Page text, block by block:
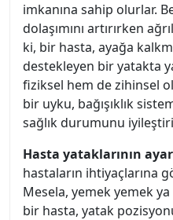
imkanına sahip olurlar.
dolaşımını artırırken
ki, bir hasta, ayağa
destekleyen bir yatakta
fiziksel hem de zihinsel
bir uyku, bağışıklık
sağlık durumunu
Hasta yataklarının
hastaların ihtiyaçlarına
Mesela, yemek yemek
bir hasta, yatak